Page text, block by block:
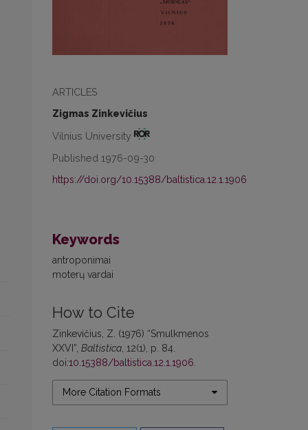
ARTICLES
Zigmas Zinkevičius
Vilnius University
Published 1976-09-30
https://doi.org/10.15388/baltistica.12.1.1906
Keywords
antroponimai
moterų vardai
How to Cite
Zinkevičius, Z. (1976) “Smulkmenos
XXVI”, Baltistica , 12(1), p. 84.
doi:10.15388/baltistica.12.1.1906
More Citation Formats